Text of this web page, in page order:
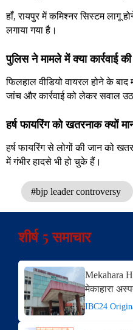
हाँ, रायपुर में कमिश्नर सिस्टम लागू
लगाया गया है।
पुलिस ने मामले में क्या कार्रवाई
फिलहाल वीडियो वायरल होने के
जांच और कार्रवाई को लेकर सवाल
हर्ष फायरिंग को खतरनाक क्यों
हर्ष फायरिंग से लोगों की जान को
में गंभीर हादसे भी हो चुके हैं।
#bjp leader controversy
शीर्ष 5 समाचार
Mekahara
मेकाहारा
IBC24